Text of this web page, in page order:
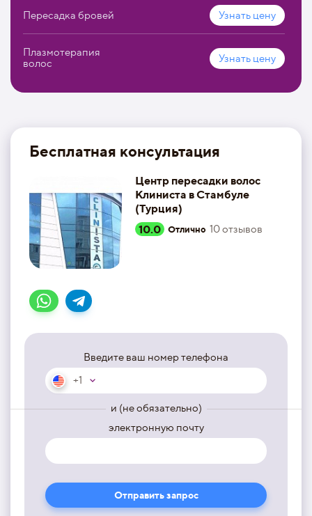
Пересадка бровей Узнать цену
Плазмотерапия
волос
Узнать цену
Бесплатная консультация
Центр пересадки волос
Клиниста в Стамбуле
(Турция)
10.0
Отлично 10отзывов
Введите ваш номер телефона
+1
и (не обязательно)
электронную почту